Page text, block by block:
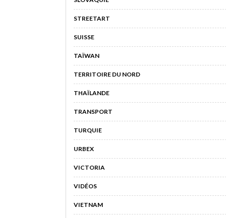
STREETART
SUISSE
TAÏWAN
TERRITOIRE DU NORD
THAÏLANDE
TRANSPORT
TURQUIE
URBEX
VICTORIA
VIDÉOS
VIETNAM